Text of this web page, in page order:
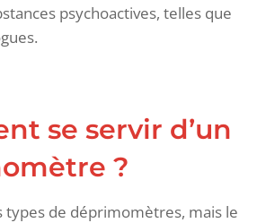
psychoactives, telles que
se servir d’un
?
types de déprimomètres, mais le